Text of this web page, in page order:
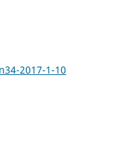
2017-1-10